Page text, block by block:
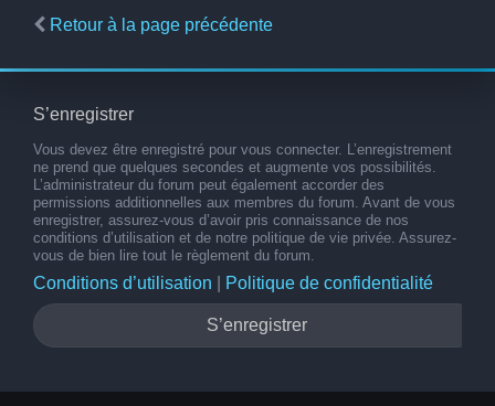
Retour à la page précédente
S’enregistrer
Vous devez être enregistré pour vous connecter. L’enregistrement
ne prend que quelques secondes et augmente vos possibilités.
L’administrateur du forum peut également accorder des
permissions additionnelles aux membres du forum. Avant de vous
enregistrer, assurez-vous d’avoir pris connaissance de nos
conditions d’utilisation et de notre politique de vie privée. Assurez-
vous de bien lire tout le règlement du forum.
Conditions d’utilisation Politique de confidentialité
S’enregistrer